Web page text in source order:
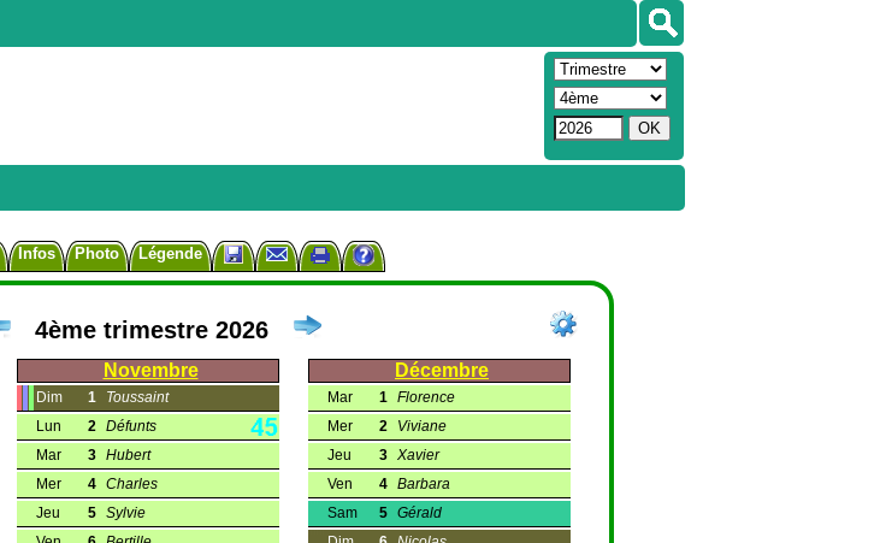
Infos Photo Légende
4ème trimestre 2026
Novembre
Dim 1
Toussaint
Lun
2 Défunts
Mar
3 Hubert
Mer
4 Charles
Jeu
5 Sylvie
Décembre
Mar 1 Florence
Mer
2
Viviane
Jeu
3 Xavier
Ven
4 Barbara
Sam
5 Gérald